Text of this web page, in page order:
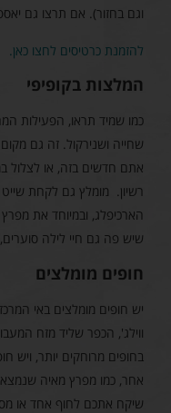
וגם בחזור). אם תרצו גם
להזמנת כרטיסים לחצו כאן.
המלצות בקופיפי
כמו שמיד תראו, הפעילות
שחייה ושנירקול. זה גם
אתם חדשים בזה, או לצלול
רשיון. מומלץ גם לקחת
הארכיפלג, ובמיוחד את
שיש פה גם חיי לילה
חופים מומלצים
יש חופים מומלצים באי
ווילג', הכפר שליד מזח
בחופים מרוחקים יותר, ויש
אחר, כמו מפרץ מאיה שנמצא
שיקח אתכם לחוף אחד או